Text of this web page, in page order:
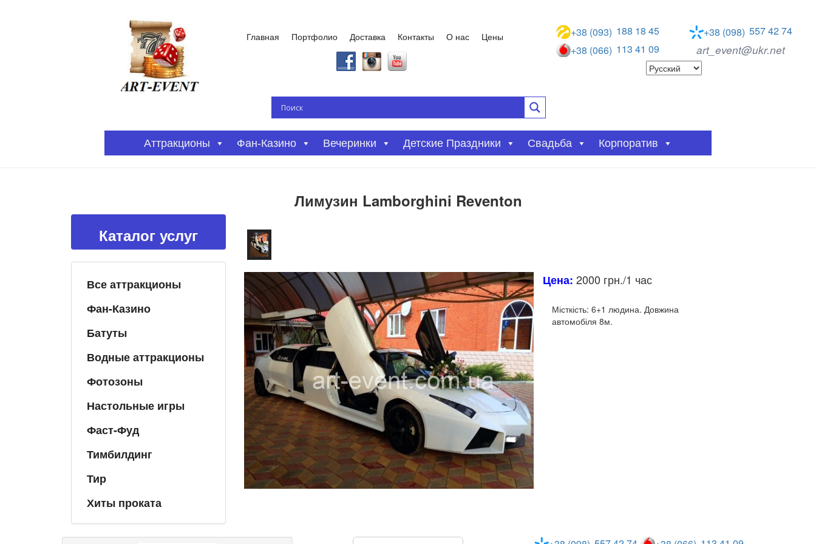
Главная Портфолио Доставка Контакты О нас Цены +38 (093) 188 18 45 +38 (098) 557 42 74
+38 (066) 113 41 09 art_event@ukr.net
Аттракционы Фан-Казино Вечеринки Детские Праздники Свадьба Корпоратив
Лимузин Lamborghini Reventon
Каталог услуг
Все аттракционы
Фан-Казино
Батуты
Водные аттракционы
Фотозоны
Настольные игры
Фаст-Фуд
Тимбилдинг
Тир
Хиты проката
Цена: 2000 грн./1 час
Місткість: 6+1 людина. Довжина
автомобіля 8м.